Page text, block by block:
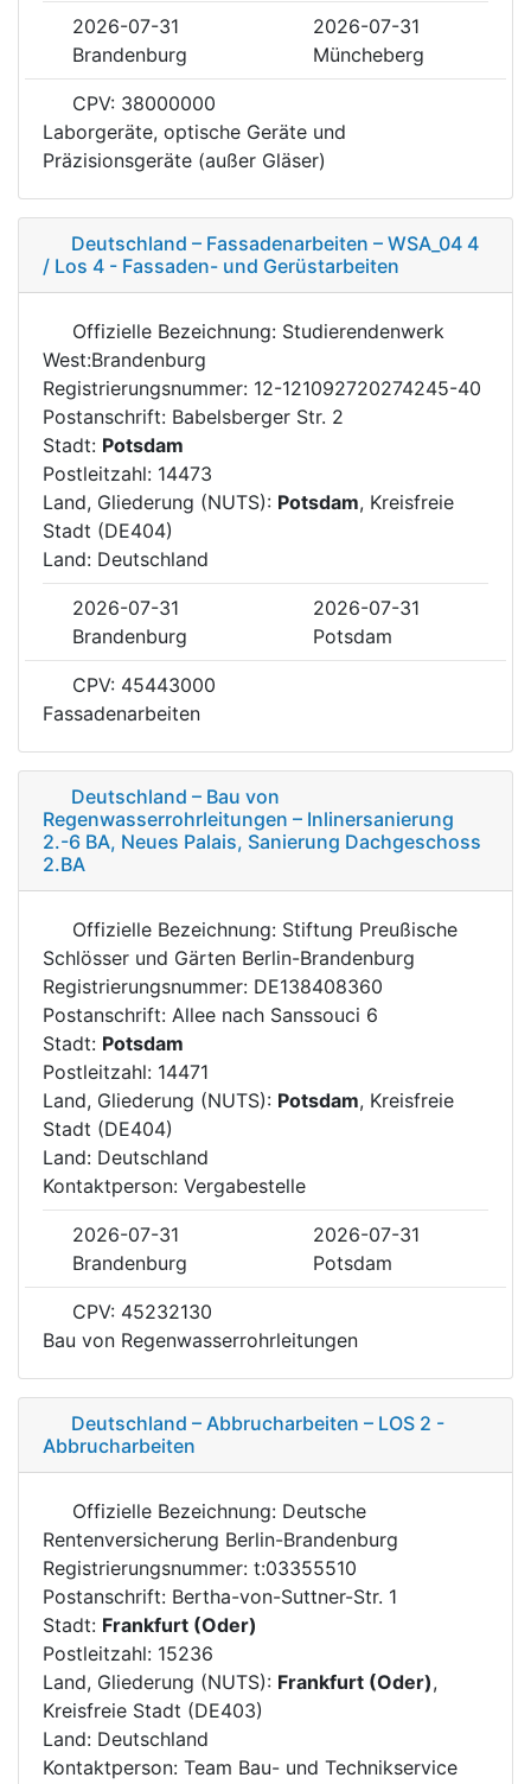
2026-07-31
2026-07-31
Brandenburg
Müncheberg
CPV: 38000000
Laborgeräte, optische Geräte und
Präzisionsgeräte (außer Gläser)
Deutschland – Fassadenarbeiten – WSA_04 4
/ Los 4 - Fassaden- und Gerüstarbeiten
Offizielle Bezeichnung: Studierendenwerk
West:Brandenburg
Registrierungsnummer: 12-121092720274245-40
Postanschrift: Babelsberger Str. 2
Stadt: Potsdam
Postleitzahl: 14473
Land, Gliederung (NUTS): Potsdam, Kreisfreie
Stadt (DE404)
Land: Deutschland
2026-07-31
2026-07-31
Brandenburg
Potsdam
CPV: 45443000
Fassadenarbeiten
Deutschland – Bau von
Regenwasserrohrleitungen – Inlinersanierung
2.-6 BA, Neues Palais, Sanierung Dachgeschoss
2.BA
Offizielle Bezeichnung: Stiftung Preußische
Schlösser und Gärten Berlin-Brandenburg
Registrierungsnummer: DE138408360
Postanschrift: Allee nach Sanssouci 6
Stadt: Potsdam
Postleitzahl: 14471
Land, Gliederung (NUTS): Potsdam, Kreisfreie
Stadt (DE404)
Land: Deutschland
Kontaktperson: Vergabestelle
2026-07-31
2026-07-31
Brandenburg
Potsdam
CPV: 45232130
Bau von Regenwasserrohrleitungen
Deutschland – Abbrucharbeiten – LOS 2 -
Abbrucharbeiten
Offizielle Bezeichnung: Deutsche
Rentenversicherung Berlin-Brandenburg
Registrierungsnummer: t:03355510
Postanschrift: Bertha-von-Suttner-Str. 1
Stadt: Frankfurt (Oder)
Postleitzahl: 15236
Land, Gliederung (NUTS): Frankfurt (Oder),
Kreisfreie Stadt (DE403)
Land: Deutschland
Kontaktperson: Team Bau- und Technikservice